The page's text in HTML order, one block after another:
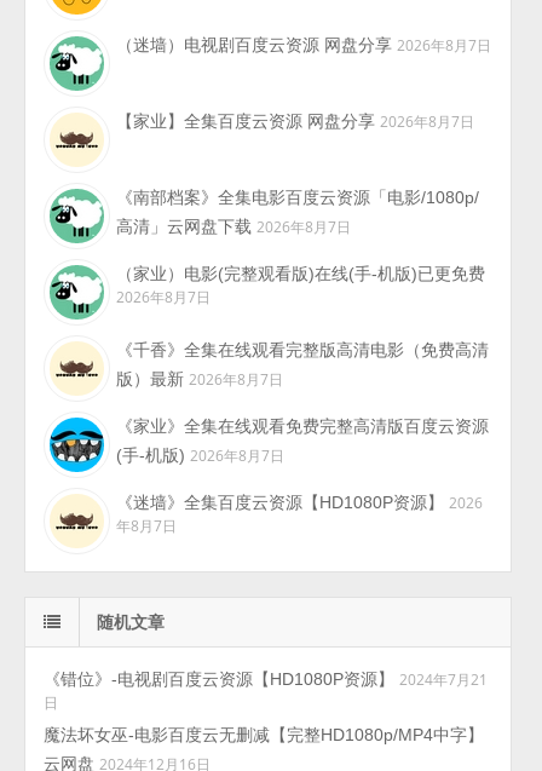
（迷墙）电视剧百度云资源 网盘分享 2026年8月7日
【家业】全集百度云资源 网盘分享 2026年8月7日
《南部档案》全集电影百度云资源「电影/1080p/
高清」云网盘下载 2026年8月7日
（家业）电影(完整观看版)在线(手-机版)已更免费
2026年8月7日
《千香》全集在线观看完整版高清电影（免费高清
版）最新 2026年8月7日
《家业》全集在线观看免费完整高清版百度云资源
(手-机版) 2026年8月7日
《迷墙》全集百度云资源【HD1080P资源】
2026
年8月7日
随机文章
《错位》-电视剧百度云资源【HD1080P资源】
2024年7月21
日
魔法坏女巫-电影百度云无删减【完整HD1080p/MP4中字】
云网盘 2024年12月16日